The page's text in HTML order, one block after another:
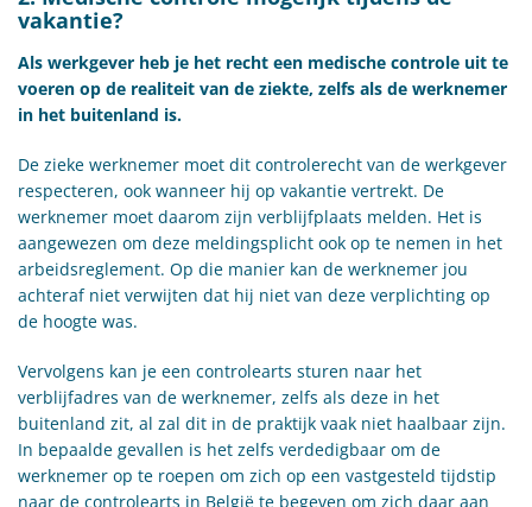
vakantie?
Als werkgever heb je het recht een medische controle uit te
voeren op de realiteit van de ziekte, zelfs als de werknemer
in het buitenland is.
De zieke werknemer moet dit controlerecht van de werkgever
respecteren, ook wanneer hij op vakantie vertrekt. De
werknemer moet daarom zijn verblijfplaats melden. Het is
aangewezen om deze meldingsplicht ook op te nemen in het
arbeidsreglement. Op die manier kan de werknemer jou
achteraf niet verwijten dat hij niet van deze verplichting op
de hoogte was.
Vervolgens kan je een controlearts sturen naar het
verblijfadres van de werknemer, zelfs als deze in het
buitenland zit, al zal dit in de praktijk vaak niet haalbaar zijn.
In bepaalde gevallen is het zelfs verdedigbaar om de
werknemer op te roepen om zich op een vastgesteld tijdstip
naar de controlearts in België te begeven om zich daar aan